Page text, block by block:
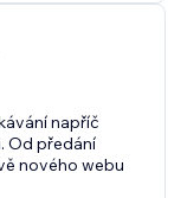
napříč
Od předání
nového webu